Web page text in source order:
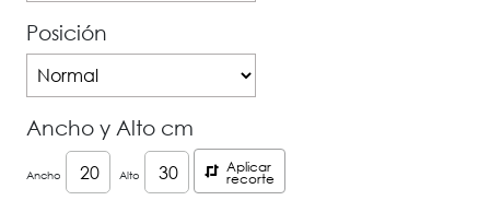
Posición
Ancho y Alto cm
Ancho Alto Aplicar
recorte